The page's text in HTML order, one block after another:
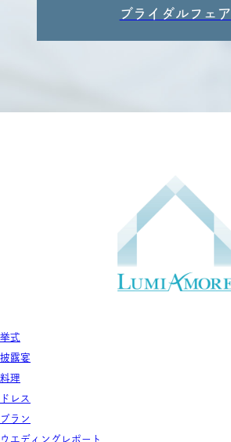
ブライダルフェア
挙式
披露宴
料理
ドレス
プラン
ウエディングレポート